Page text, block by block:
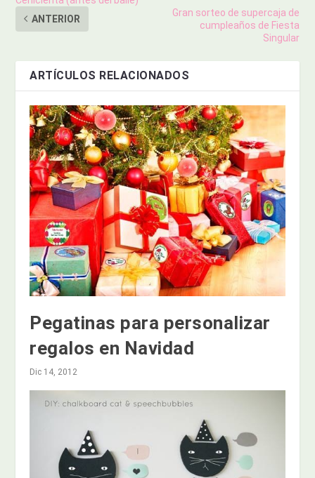
ANTERIOR
Gran sorteo de supercaja de
cumpleaños de Fiesta
Singular
ARTÍCULOS RELACIONADOS
Pegatinas para personalizar
regalos en Navidad
Dic 14, 2012